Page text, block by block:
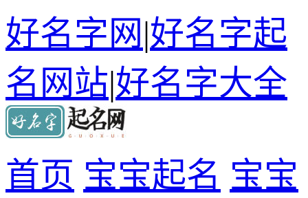
好名字网|好名字起
名网站|好名字大全
首页 宝宝起名 宝宝